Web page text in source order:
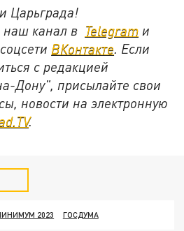
Царьграда!
наш канал в Telegram и
ВКонтакте. Если
с редакцией
Дону", присылайте свои
новости на электронную
.
2023 ГОСДУМА